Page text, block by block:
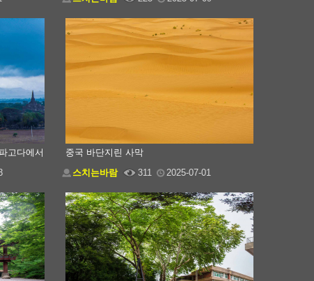
고다에서
중국 바단지린 사막
스치는바람
311 2025-07-01